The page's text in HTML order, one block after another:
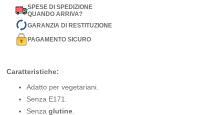
SPESE DI SPEDIZIONE
QUANDO ARRIVA?
GARANZIA DI RESTITUZIONE
PAGAMENTO SICURO
Caratteristiche:
Adatto per vegetariani.
Senza E171.
Senzaglutine.